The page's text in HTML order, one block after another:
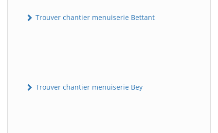
Trouver chantier menuiserie Bettant
Trouver chantier menuiserie Bey